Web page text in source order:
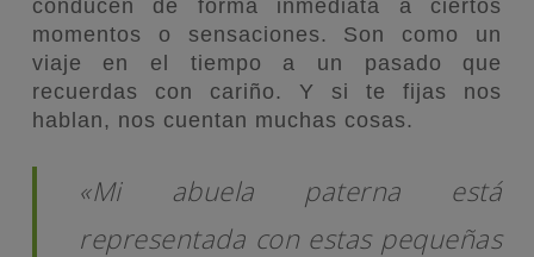
conducen de forma inmediata a ciertos
momentos o sensaciones. Son como un
viaje en el tiempo a un pasado que
recuerdas con cariño. Y si te fijas nos
hablan, nos cuentan muchas cosas.
«Mi abuela paterna está
representada con estas pequeñas